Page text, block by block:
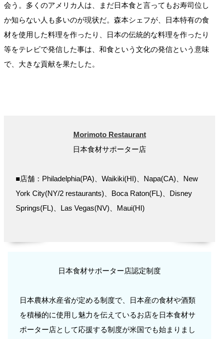
会う。多くのアメリカ人は、まだ日本食と言ってもお寿司位し
か知らない人も多いのが現状だ。森本シェフが、日本特有の食
材を使用した料理を作ったり、日本の伝統的な料理を作ったり
等をテレビで発信した事は、和食という文化の発信という意味
で、大きな貢献を果たした。
Morimoto Restaurant
日本食材サポーター店
■店舗：Philadelphia(PA)、Waikiki(HI)、Napa(CA)、New
York City(NY/2 restaurants)、Boca Raton(FL)、Disney
Springs(FL)、Las Vegas(NV)、Maui(HI)
日本食材サポーター店認定制度
日本農林水産省が定める制度で、日本産の食材や酒類
を積極的に使用し魅力を伝えているお店を日本食材サ
ポーター店として応援する制度が米国でも始まりまし